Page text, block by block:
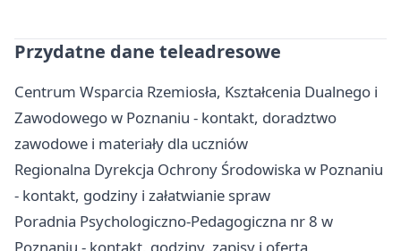
Przydatne dane teleadresowe
Centrum Wsparcia Rzemiosła, Kształcenia Dualnego i
Zawodowego w Poznaniu - kontakt, doradztwo
zawodowe i materiały dla uczniów
Regionalna Dyrekcja Ochrony Środowiska w Poznaniu
- kontakt, godziny i załatwianie spraw
Poradnia Psychologiczno-Pedagogiczna nr 8 w